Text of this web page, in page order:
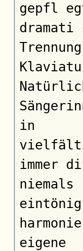
gepfl
dramati
in
vielfälti
immer
niemals
eigene